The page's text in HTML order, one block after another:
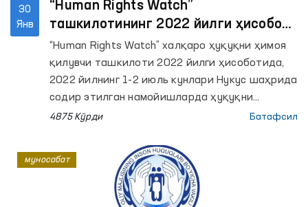
30
Янв
“Human Rights Watch”
ташкилотининг 2022 йилги ҳисоботи
бўйича муносабат
“Human Rights Watch” халқаро ҳуқуқни ҳимоя
қилувчи ташкилоти 2022 йилги ҳисоботида,
2022 йилнинг 1-2 июль кунлари Нукус шаҳрида
содир этилган намойишларда ҳуқуқни
муҳофаза қилувчи орган ходимлари
мақсадида ҳаддан ташқари куч ишлатгани
оқибатида кўплаб фуқаролар оғир тан
жароҳати олгани ва баъзилари вафот этгани
айтилган. Шунингдек, намойишларда 500 дан
4875 Кўрди Батафсил
муносабат